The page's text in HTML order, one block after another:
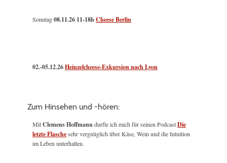
Sonntag08.11.26 11-18hCheese Berlin
02.-05.12.26Heinzelcheese-Exkursion nach Lyon
Zum Hinsehen und -hören:
MitClemens Hoffmanndurfte ich mich für seinen PodcastDie
letzte Flaschesehr vergnüglich über Käse, Wein und die Intuition
im Leben unterhalten.